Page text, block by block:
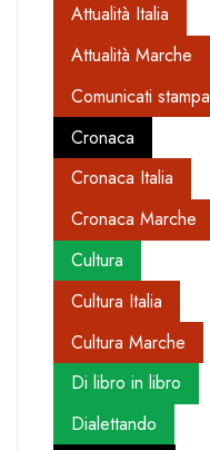
Attualità Italia
Attualità Marche
Comunicati stampa
Cronaca
Cronaca Italia
Cronaca Marche
Cultura
Cultura Italia
Cultura Marche
Di libro in libro
Dialettando